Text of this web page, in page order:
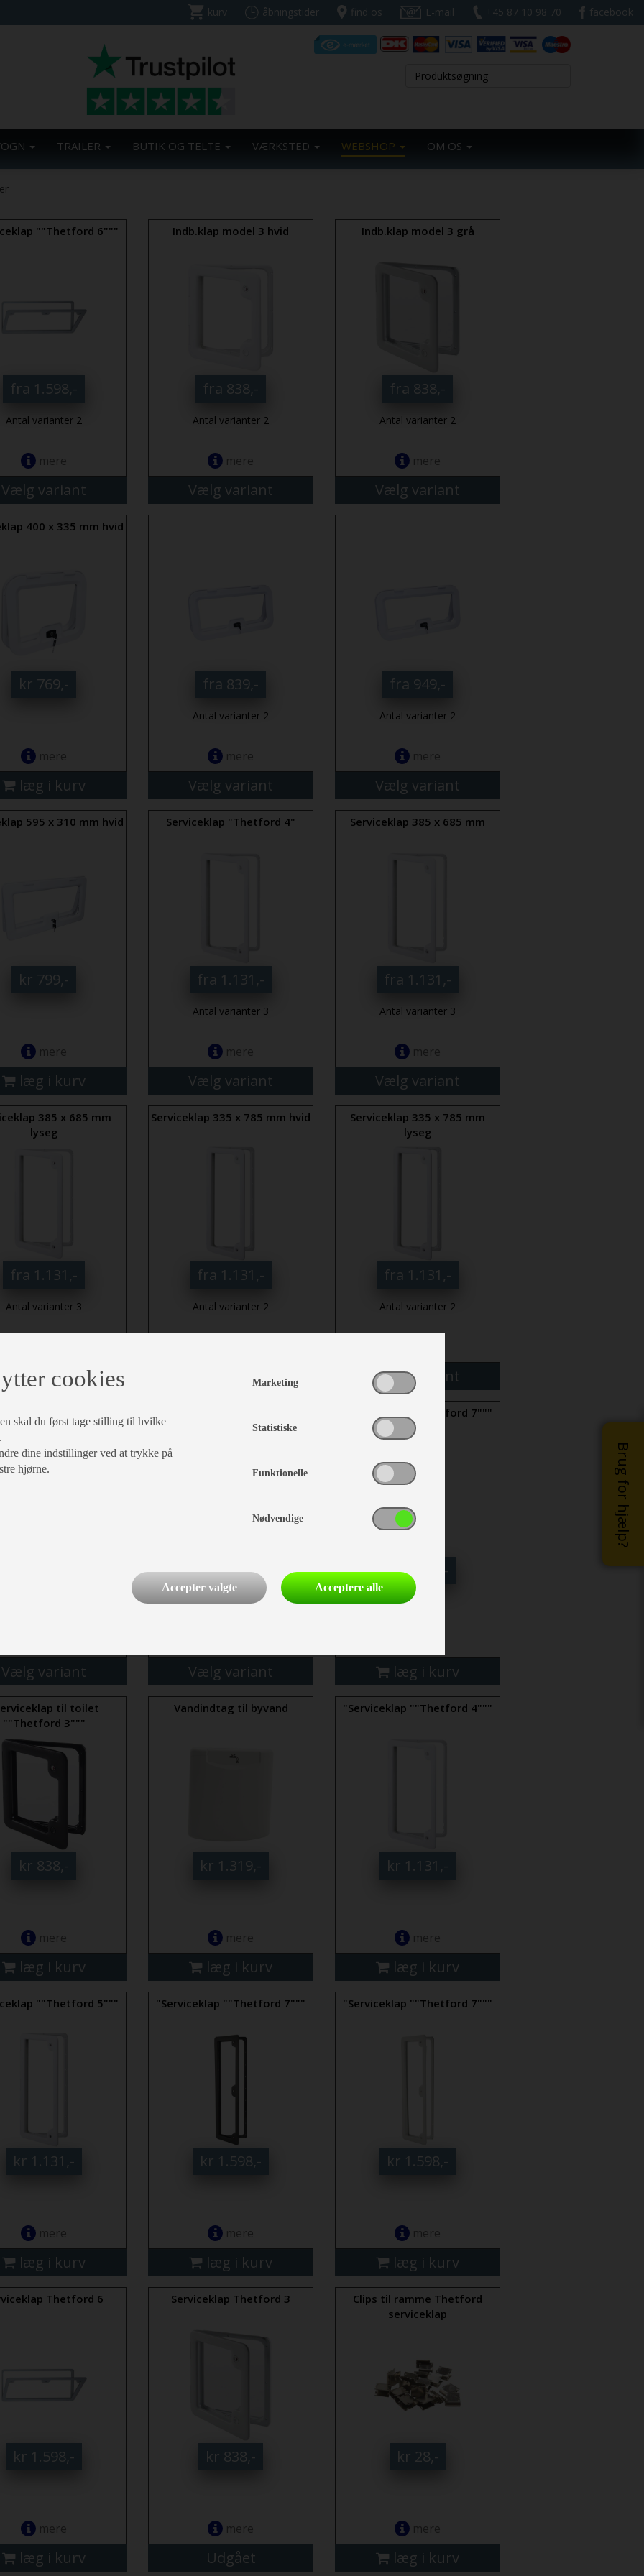
kurv åbningstider find os E-mail +45 87 10 98 70 facebook
TRAILER BUTIK OG TELTE VÆRKSTED WEBSHOP OM OS
Brug for hjælp?
""Thetford 6"""
fra 1.598,-
Antal varianter 2
mere
Vælg variant
Indb.klap model 3 hvid
fra 838,-
Antal varianter 2
mere
Vælg variant
Indb.klap model 3 grå
fra 838,-
Antal varianter 2
mere
Vælg variant
400 x 335 mm hvid
kr 769,-
mere
læg i kurv
fra 839,-
Antal varianter 2
mere
Vælg variant
fra 949,-
Antal varianter 2
mere
Vælg variant
595 x 310 mm hvid
kr 799,-
mere
læg i kurv
Serviceklap "Thetford 4"
fra 1.131,-
Antal varianter 3
mere
Vælg variant
Serviceklap 385 x 685 mm
fra 1.131,-
Antal varianter 3
mere
Vælg variant
385 x 685 mm
lyseg
fra 1.131,-
Antal varianter 3
Vælg variant
Serviceklap 335 x 785 mm hvid
fra 1.131,-
Antal varianter 2
Vælg variant
Serviceklap 335 x 785 mm
lyseg
fra 1.131,-
Antal varianter 2
Vælg variant
hvid
Vælg variant
2759 Grå tube 310 ml
fra 149,-
Antal varianter 2
Vælg variant
"Serviceklap ""Thetford 7"""
kr 1.598,-
læg i kurv
til toilet
""Thetford 3"""
kr 838,-
mere
læg i kurv
Vandindtag til byvand
kr 1.319,-
mere
læg i kurv
"Serviceklap ""Thetford 4"""
kr 1.131,-
mere
læg i kurv
""Thetford 5"""
kr 1.131,-
mere
læg i kurv
"Serviceklap ""Thetford 7"""
kr 1.598,-
mere
læg i kurv
"Serviceklap ""Thetford 7"""
kr 1.598,-
mere
læg i kurv
Thetford 6
kr 1.598,-
mere
læg i kurv
Serviceklap Thetford 3
kr 838,-
mere
Udgået
Clips til ramme Thetford
serviceklap
kr 28,-
mere
læg i kurv
cookies
skal du først tage stilling til hvilke
dine indstillinger ved at trykke på
hjørne.
Marketing
Statistiske
Funktionelle
Nødvendige
Accepter valgte Acceptere alle